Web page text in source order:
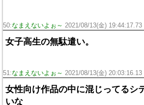
50:なまえないよぉ～ 2021/08/13(金)
女子高生の無駄遣い。
51:なまえないよぉ～ 2021/08/13(金)
女性向け作品の中に混じってるシ
いな